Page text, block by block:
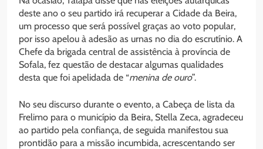
deste ano o seu partido irá recuperar a Cidade da Beira,
um processo que será possível graças ao voto popular,
por isso apelou à adesão as urnas no dia do escrutínio. A
Chefe da brigada central de assistência à província de
Sofala, fez questão de destacar algumas qualidades
desta que foi apelidada de “menina de ouro”.
No seu discurso durante o evento, a Cabeça de lista da
Frelimo para o município da Beira, Stella Zeca, agradeceu
ao partido pela confiança, de seguida manifestou sua
prontidão para a missão incumbida, acrescentando ser